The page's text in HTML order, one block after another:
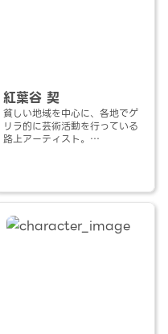
紅葉谷 契
貧しい地域を中心に、各地でゲ
リラ的に芸術活動を行っている
路上アーティスト。
引されるらしい。
本人は無邪気で暴走がちな世間
知らず。美しいモノが好き。
本当の名前は秋神種たから。